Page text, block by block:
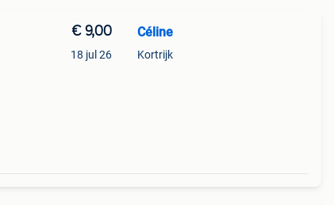
€ 9,00
18 jul 26
Céline
Kortrijk